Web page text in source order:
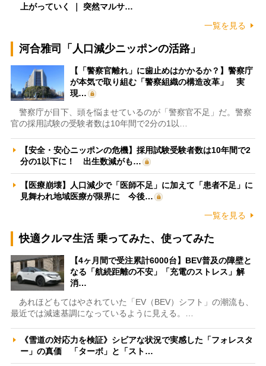
上がっていく ｜ 突然マルサ…
一覧を見る
河合雅司「人口減少ニッポンの活路」
【「警察官離れ」に歯止めはかかるか？】警察庁
が本気で取り組む「警察組織の構造改革」 実
現…
警察庁が目下、頭を悩ませているのが「警察官不足」だ。警察
官の採用試験の受験者数は10年間で2分の1以…
【安全・安心ニッポンの危機】採用試験受験者数は10年間で2
分の1以下に！ 出生数減がも…
【医療崩壊】人口減少で「医師不足」に加えて「患者不足」に
見舞われ地域医療が限界に 今後…
一覧を見る
快適クルマ生活 乗ってみた、使ってみた
【4ヶ月間で受注累計6000台】BEV普及の障壁と
なる「航続距離の不安」「充電のストレス」解
消…
あれほどもてはやされていた「EV（BEV）シフト」の潮流も、
最近では減速基調になっているように見える。…
《雪道の対応力を検証》シビアな状況で実感した「フォレスタ
ー」の真価 「ターボ」と「スト…